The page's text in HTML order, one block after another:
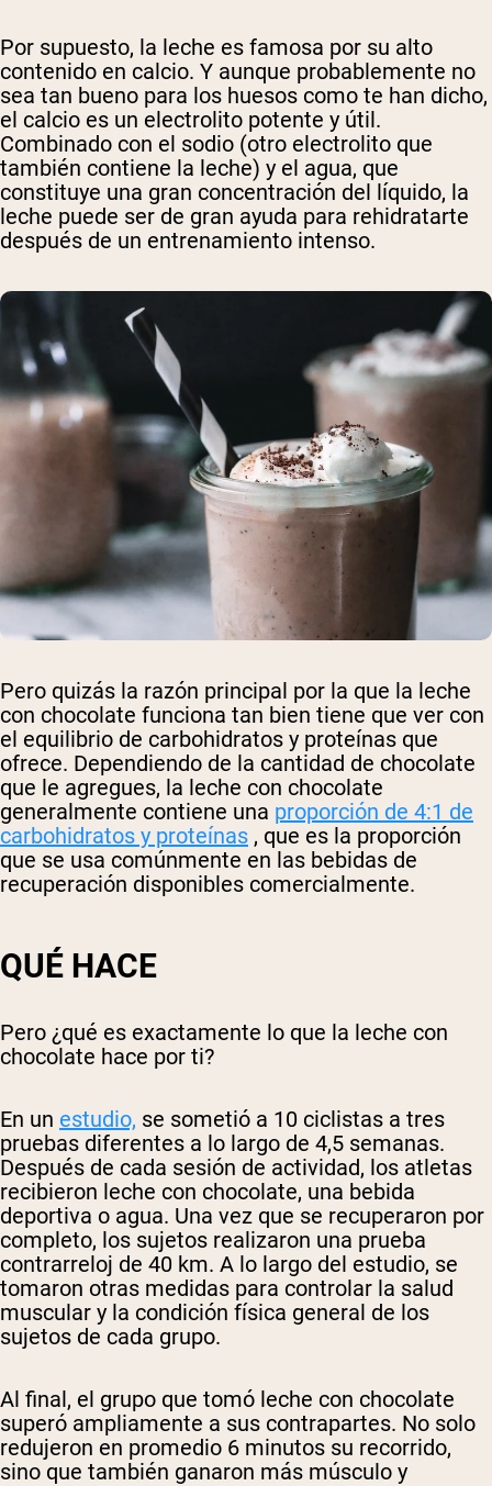
Por supuesto, la leche es famosa por su alto
contenido en calcio. Y aunque probablemente no
sea tan bueno para los huesos como te han dicho,
el calcio es un electrolito potente y útil.
Combinado con el sodio (otro electrolito que
también contiene la leche) y el agua, que
constituye una gran concentración del líquido, la
leche puede ser de gran ayuda para rehidratarte
después de un entrenamiento intenso.
Pero quizás la razón principal por la que la leche
con chocolate funciona tan bien tiene que ver con
el equilibrio de carbohidratos y proteínas que
ofrece. Dependiendo de la cantidad de chocolate
que le agregues, la leche con chocolate
generalmente contiene una proporción de 4:1 de
carbohidratos y proteínas , que es la proporción
que se usa comúnmente en las bebidas de
recuperación disponibles comercialmente.
QUÉ HACE
Pero ¿qué es exactamente lo que la leche con
chocolate hace por ti?
En un estudio, se sometió a 10 ciclistas a tres
pruebas diferentes a lo largo de 4,5 semanas.
Después de cada sesión de actividad, los atletas
recibieron leche con chocolate, una bebida
deportiva o agua. Una vez que se recuperaron por
completo, los sujetos realizaron una prueba
contrarreloj de 40 km. A lo largo del estudio, se
tomaron otras medidas para controlar la salud
muscular y la condición física general de los
sujetos de cada grupo.
Al final, el grupo que tomó leche con chocolate
superó ampliamente a sus contrapartes. No solo
redujeron en promedio 6 minutos su recorrido,
sino que también ganaron más músculo y
Comprar Ahora